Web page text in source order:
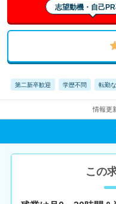
志望動機・自己
第二新卒歓迎 学歴不問 転勤な
情報更
この